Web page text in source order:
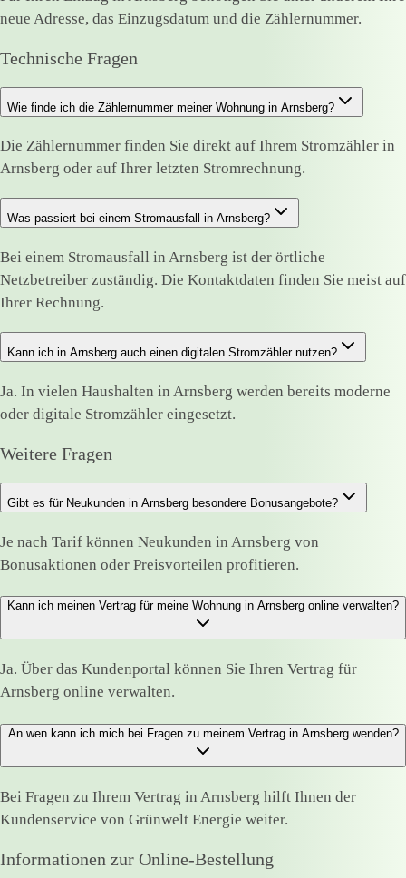
neue Adresse, das Einzugsdatum und die Zählernummer.
Technische Fragen
Wie finde ich die Zählernummer meiner Wohnung in Arnsberg?
Die Zählernummer finden Sie direkt auf Ihrem Stromzähler in
Arnsberg oder auf Ihrer letzten Stromrechnung.
Was passiert bei einem Stromausfall in Arnsberg?
Bei einem Stromausfall in Arnsberg ist der örtliche
Netzbetreiber zuständig. Die Kontaktdaten finden Sie meist auf
Ihrer Rechnung.
Kann ich in Arnsberg auch einen digitalen Stromzähler nutzen?
Ja. In vielen Haushalten in Arnsberg werden bereits moderne
oder digitale Stromzähler eingesetzt.
Weitere Fragen
Gibt es für Neukunden in Arnsberg besondere Bonusangebote?
Je nach Tarif können Neukunden in Arnsberg von
Bonusaktionen oder Preisvorteilen profitieren.
Kann ich meinen Vertrag für meine Wohnung in Arnsberg online verwalten?
Ja. Über das Kundenportal können Sie Ihren Vertrag für
Arnsberg online verwalten.
An wen kann ich mich bei Fragen zu meinem Vertrag in Arnsberg wenden?
Bei Fragen zu Ihrem Vertrag in Arnsberg hilft Ihnen der
Kundenservice von Grünwelt Energie weiter.
Informationen zur Online-Bestellung